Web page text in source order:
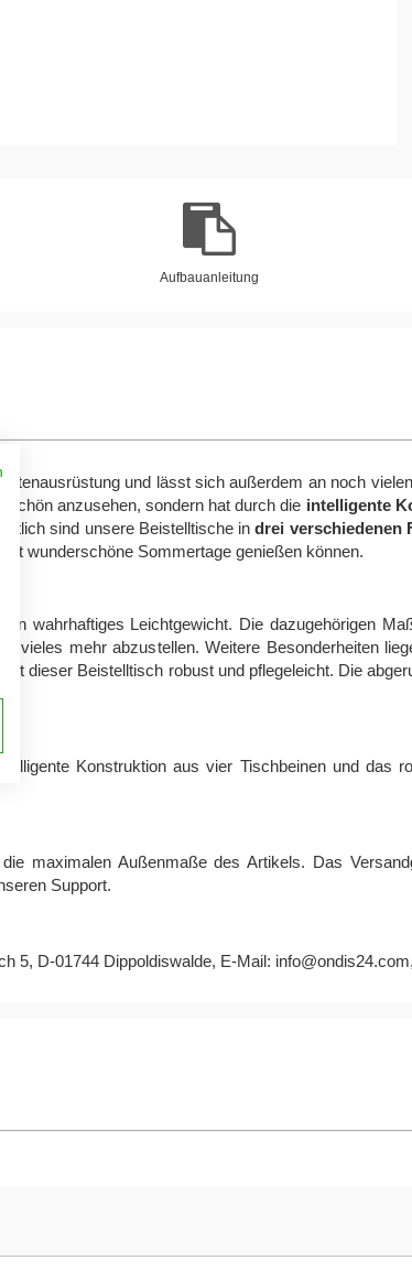
Aufbauanleitung
und lässt sich außerdem an noch
schön anzusehen, sondern hat durch die intelligente
sind unsere Beistelltische indrei verschiedenen
wunderschöne Sommertage genießen können.
wahrhaftiges Leichtgewicht. Die dazugehörigen
vieles mehr abzustellen. Weitere Besonderheiten
ist dieser Beistelltisch robust und pflegeleicht. Die
Konstruktion aus vier Tischbeinen und das
maximalen Außenmaße des Artikels. Das
Support.
5, D-01744 Dippoldiswalde, E-Mail: info@ondis24.com